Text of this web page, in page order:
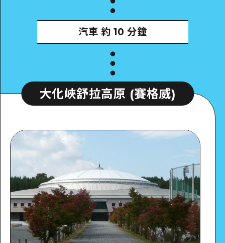
汽車 約 10 分鐘
大化峽舒拉高原 (賽格威)